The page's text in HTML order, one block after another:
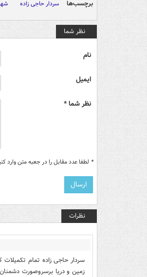
برچسب‌ها سردار حاجی زاده
نظر شما
نام
ایمیل
نظر شما *
* لطفا عدد مقابل را در جعبه متن وارد
نظرات
سردار حاجی زاده تمام
زمین و دریا برسروصورت